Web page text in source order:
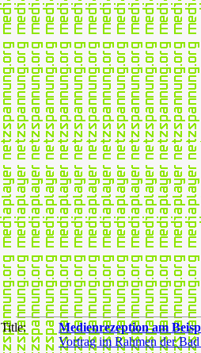
Title:
Medienrezeption am
Vortrag im Rahmen der